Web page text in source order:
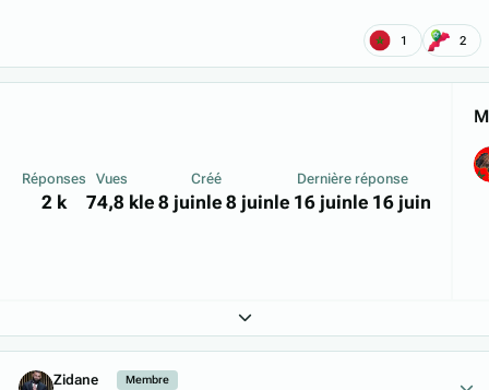
1 2
Réponses
2 k
Vues
74,8 k
Créé
le 8 juinle 8 juin
Dernière réponse
le 16 juinle 16 juin
Expand topic overview
Zidane Membre